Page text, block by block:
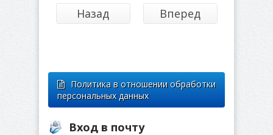
Назад Вперед
Политика в отношении обработки
персональных данных
Вход в почту